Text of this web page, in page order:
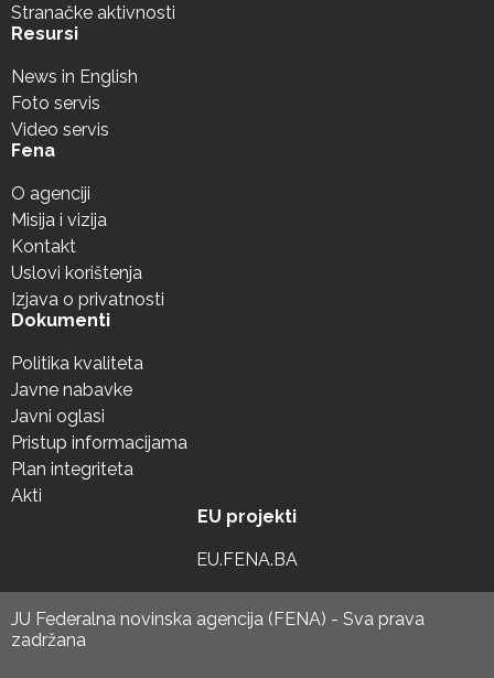
Stranačke aktivnosti
Resursi
News in English
Foto servis
Video servis
Fena
O agenciji
Misija i vizija
Kontakt
Uslovi korištenja
Izjava o privatnosti
Dokumenti
Politika kvaliteta
Javne nabavke
Javni oglasi
Pristup informacijama
Plan integriteta
Akti
EU projekti
EU.FENA.BA
JU Federalna novinska agencija (FENA) - Sva prava
zadržana